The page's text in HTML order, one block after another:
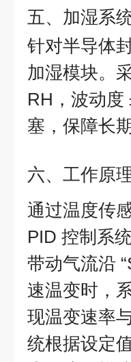
五、加湿系
针对半导体
加湿模块。
RH，波动度
塞，保障长
六、工作原
通过温度传
PID 控制系
带动气流沿
速温变时，
现温变速率
统根据设定